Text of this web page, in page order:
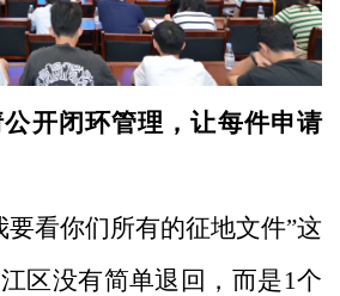
开闭环管理，让每件申请
要看你们所有的征地文件”这
区没有简单退回，而是1个